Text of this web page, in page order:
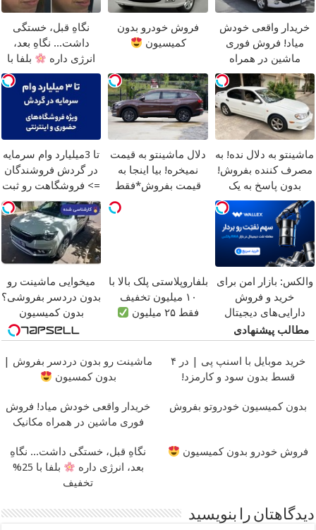
خریدار واقعی خودش
میاد! فروش فوری
ماشین در همراه
مکانیک
فروش خودرو بدون
کمیسیون
نگاهِ قبل، خستگی
داشت... نگاهِ بعد،
انرژی داره
بلفا با
25% تخفیف
ماشینتو به دلال نده! به
مصرف کننده بفروش!
بدون پاسخ به یک
تماس
دلال ماشینتو به قیمت
نمیخره! بیا اینجا به
قیمت بفروش*فقط
تا 3میلیارد وام سرمایه
در گردش فروشندگان
=> فروشگاهت رو ثبت
کن
والکس: بازار امن برای
خرید و فروش
دارایی‌های دیجیتال
بلفاروپلاستی پلک بالا با
۱۰ میلیون تخفیف
فقط ۲۵ میلیون
میخوایی ماشینت رو
بدون دردسر بفروشی؟
بدون کمیسیون
مطالب پیشنهادی
خرید موبایل با اسنپ پی | در ۴
قسط بدون سود و کارمزد!
ماشینت رو بدون دردسر بفروش |
بدون کمسیون
بدون کمیسیون خودروتو بفروش
خریدار واقعی خودش میاد! فروش
فوری ماشین در همراه مکانیک
فروش خودرو بدون کمیسیون
نگاهِ قبل، خستگی داشت... نگاهِ
بعد، انرژی داره
بلفا با 25%
تخفیف
دیدگاهتان را بنویسید